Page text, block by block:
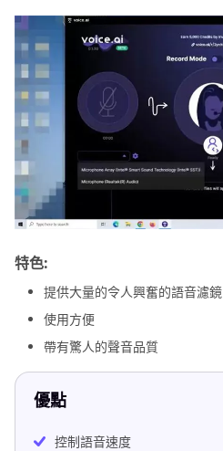
特色:
提供大量的令人興奮的語音濾鏡
使用方便
帶有驚人的聲音品質
優點
控制語音速度